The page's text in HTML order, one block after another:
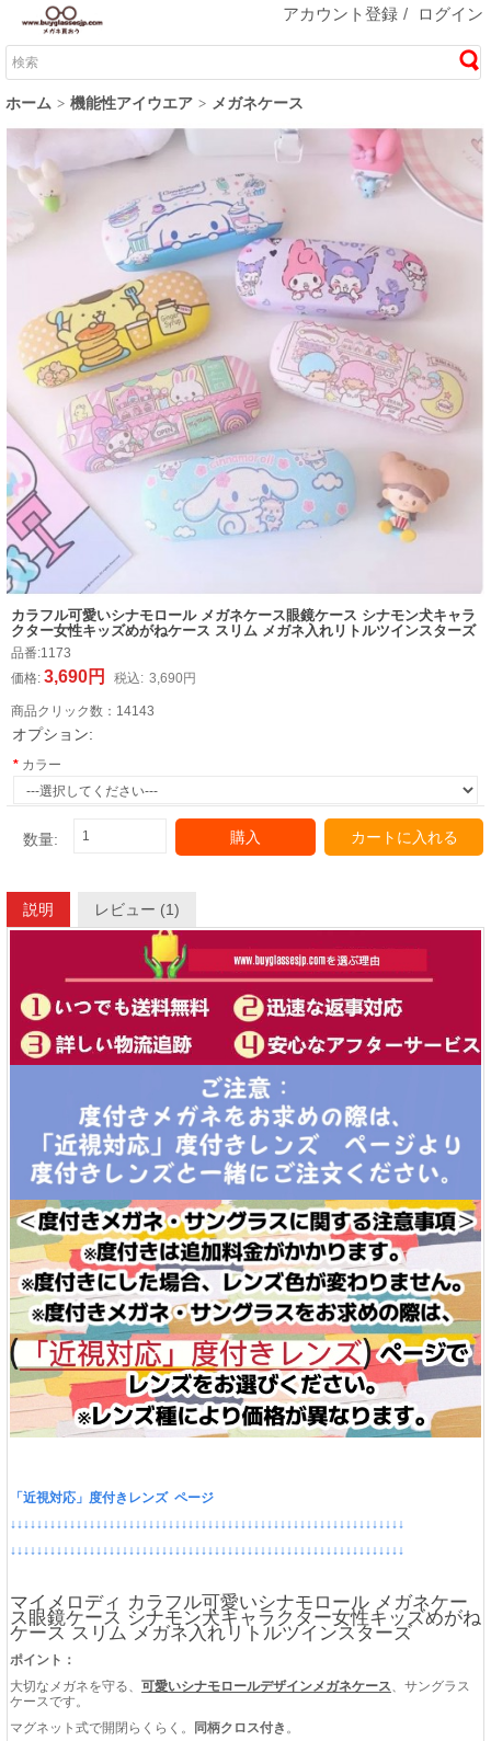
アカウント登録 / ログイン
ホーム 機能性アイウエア メガネケース
カラフル可愛いシナモロール メガネケース眼鏡ケース シナモン犬キャラ
クター女性キッズめがねケース スリム メガネ入れリトルツインスターズ
品番:1173
価格: 3,690円 税込: 3,690円
商品クリック数： 14143
オプション:
カラー
数量: 購入 カートに入れる
説明 レビュー (1)
「近視対応」度付きレンズ ページ
↓↓↓↓↓↓↓↓↓↓↓↓↓↓↓↓↓↓↓↓↓↓↓↓↓↓↓↓↓↓↓↓↓↓↓↓↓↓↓↓↓↓↓↓↓↓↓↓↓↓↓↓↓↓↓↓↓↓↓↓
↓↓↓↓↓↓↓↓↓↓↓↓↓↓↓↓↓↓↓↓↓↓↓↓↓↓↓↓↓↓↓↓↓↓↓↓↓↓↓↓↓↓↓↓↓↓↓↓↓↓↓↓↓↓↓↓↓↓↓↓
マイメロディ カラフル可愛いシナモロール メガネケー
ス眼鏡ケース シナモン犬キャラクター女性キッズめがね
ケース スリム メガネ入れリトルツインスターズ
ポイント：
大切なメガネを守る、 可愛いシナモロールデザインメガネケース 、サングラス
ケースです。
マグネット式で開閉らくらく。 同柄クロス付き 。